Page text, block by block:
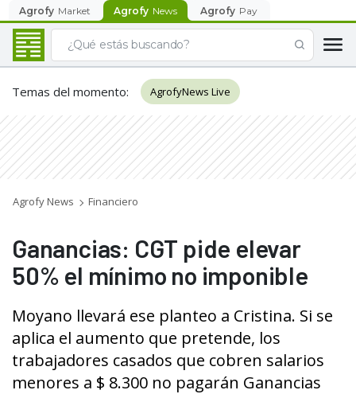
Agrofy Market Agrofy News Agrofy Pay
Temas del momento: AgrofyNews Live
Agrofy News Financiero
Ganancias: CGT pide elevar
50% el mínimo no imponible
Moyano llevará ese planteo a Cristina. Si se
aplica el aumento que pretende, los
trabajadores casados que cobren salarios
menores a $ 8.300 no pagarán Ganancias